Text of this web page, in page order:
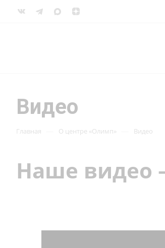
Видео
Главная О центре «Олимп» Видео
Наше видео